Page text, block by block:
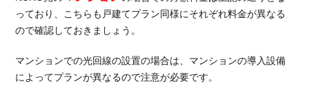
っており、こちらも戸建てプラン同様にそれぞれ料金が異なる
ので確認しておきましょう。
マンションでの光回線の設置の場合は、マンションの導入設備
によってプランが異なるので注意が必要です。